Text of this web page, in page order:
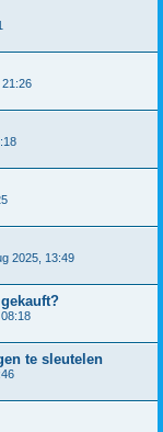
21:26
2025, 13:49
te sleutelen